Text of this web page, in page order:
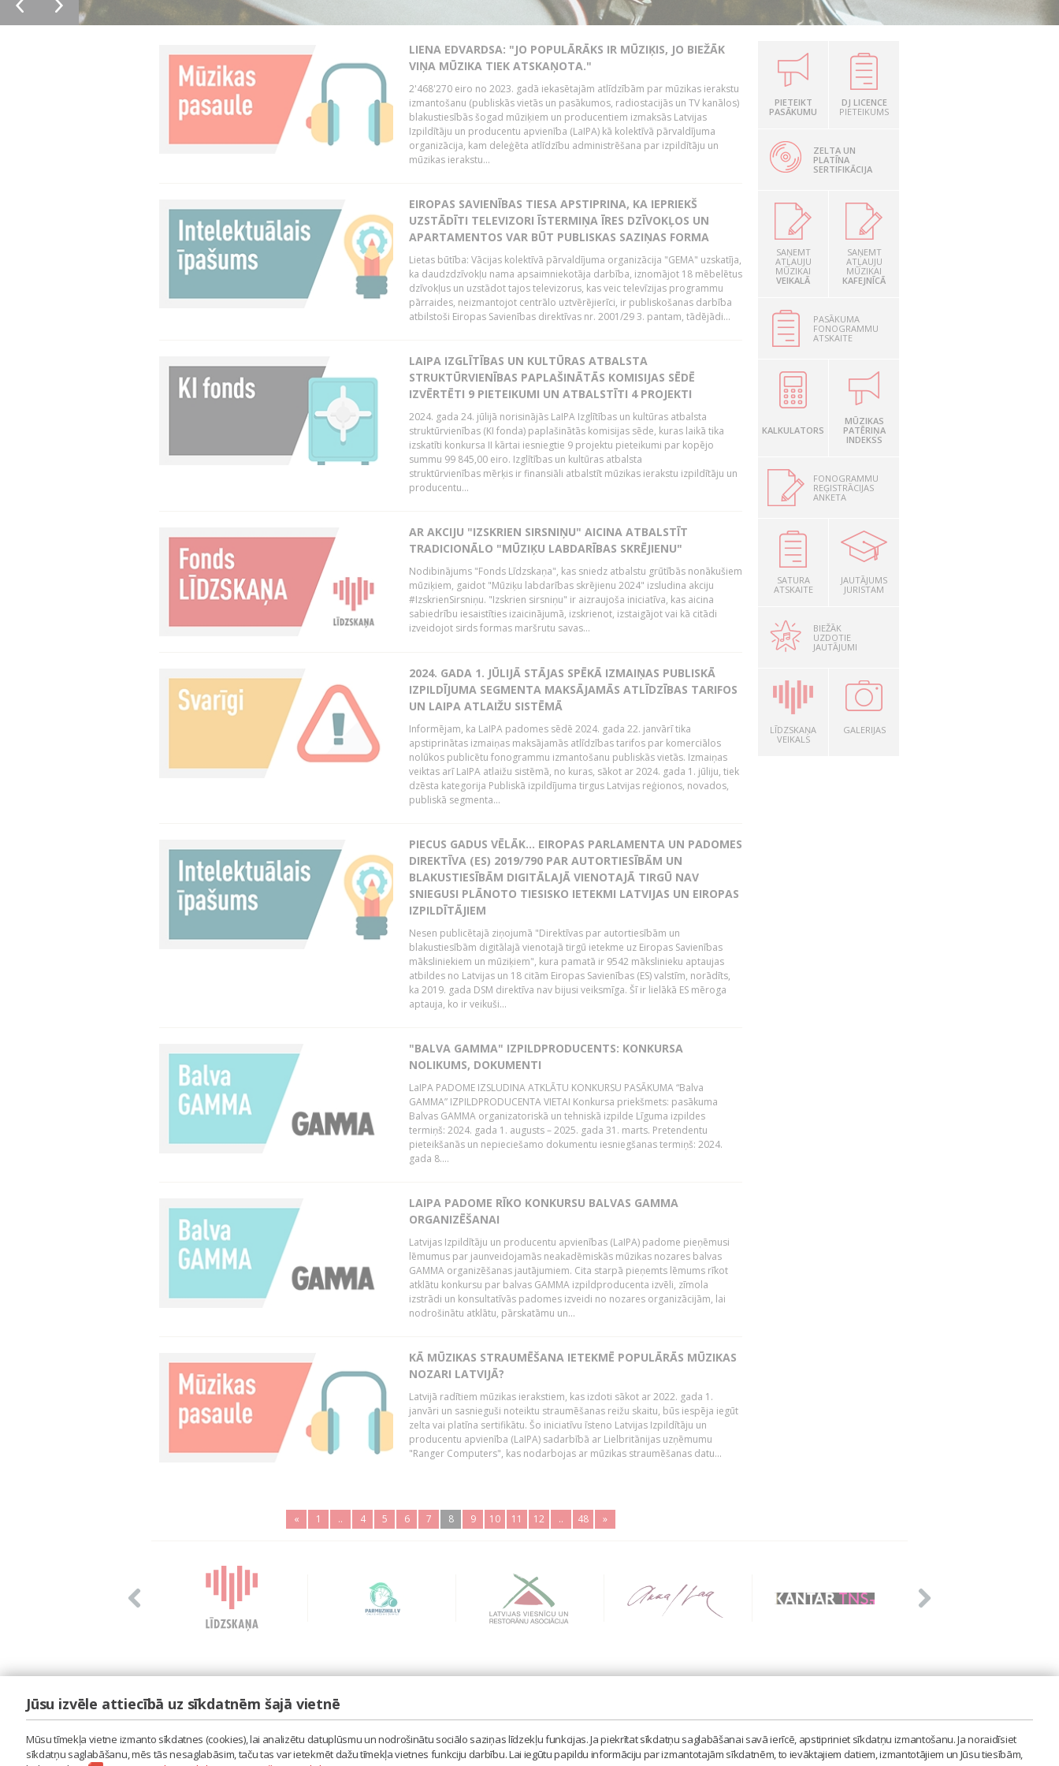
LIENA EDVARDSA: "JO POPULĀRĀKS IR MŪZIĶIS, JO BIEŽĀK
VIŅA MŪZIKA TIEK ATSKAŅOTA."
2'468'270 eiro no 2023. gadā iekasētajām atlīdzībām par mūzikas ierakstu
izmantošanu (publiskās vietās un pasākumos, radiostacijās un TV kanālos)
blakustiesībās šogad mūziķiem un producentiem izmaksās Latvijas
Izpildītāju un producentu apvienība (LaIPA) kā kolektīvā pārvaldījuma
organizācija, kam deleģēta atlīdzību administrēšana par izpildītāju un
mūzikas ierakstu...
EIROPAS SAVIENĪBAS TIESA APSTIPRINA, KA IEPRIEKŠ
UZSTĀDĪTI TELEVIZORI ĪSTERMIŅA ĪRES DZĪVOKĻOS UN
APARTAMENTOS VAR BŪT PUBLISKAS SAZIŅAS FORMA
Lietas būtība: Vācijas kolektīvā pārvaldījuma organizācija "GEMA" uzskatīja,
ka daudzdzīvokļu nama apsaimniekotāja darbība, iznomājot 18 mēbelētus
dzīvokļus un uzstādot tajos televizorus, kas veic televīzijas programmu
pārraides, neizmantojot centrālo uztvērējierīci, ir publiskošanas darbība
atbilstoši Eiropas Savienības direktīvas nr. 2001/29 3. pantam, tādējādi...
LAIPA IZGLĪTĪBAS UN KULTŪRAS ATBALSTA
STRUKTŪRVIENĪBAS PAPLAŠINĀTĀS KOMISIJAS SĒDĒ
IZVĒRTĒTI 9 PIETEIKUMI UN ATBALSTĪTI 4 PROJEKTI
2024. gada 24. jūlijā norisinājās LaIPA Izglītības un kultūras atbalsta
struktūrvienības (KI fonda) paplašinātās komisijas sēde, kuras laikā tika
izskatīti konkursa II kārtai iesniegtie 9 projektu pieteikumi par kopējo
summu 99 845,00 eiro. Izglītības un kultūras atbalsta
struktūrvienības mērķis ir finansiāli atbalstīt mūzikas ierakstu izpildītāju un
producentu...
AR AKCIJU "IZSKRIEN SIRSNIŅU" AICINA ATBALSTĪT
TRADICIONĀLO "MŪZIĶU LABDARĪBAS SKRĒJIENU"
Nodibinājums "Fonds Līdzskaņa", kas sniedz atbalstu grūtībās nonākušiem
mūziķiem, gaidot "Mūziķu labdarības skrējienu 2024" izsludina akciju
#IzskrienSirsniņu. "Izskrien sirsniņu" ir aizraujoša iniciatīva, kas aicina
sabiedrību iesaistīties izaicinājumā, izskrienot, izstaigājot vai kā citādi
izveidojot sirds formas maršrutu savas...
2024. GADA 1. JŪLIJĀ STĀJAS SPĒKĀ IZMAIŅAS PUBLISKĀ
IZPILDĪJUMA SEGMENTA MAKSĀJAMĀS ATLĪDZĪBAS TARIFOS
UN LAIPA ATLAIŽU SISTĒMĀ
Informējam, ka LaIPA padomes sēdē 2024. gada 22. janvārī tika
apstiprinātas izmaiņas maksājamās atlīdzības tarifos par komerciālos
nolūkos publicētu fonogrammu izmantošanu publiskās vietās. Izmaiņas
veiktas arī LaIPA atlaižu sistēmā, no kuras, sākot ar 2024. gada 1. jūliju, tiek
dzēsta kategorija Publiskā izpildījuma tirgus Latvijas reģionos, novados,
publiskā segmenta...
PIECUS GADUS VĒLĀK... EIROPAS PARLAMENTA UN PADOMES
DIREKTĪVA (ES) 2019/790 PAR AUTORTIESĪBĀM UN
BLAKUSTIESĪBĀM DIGITĀLAJĀ VIENOTAJĀ TIRGŪ NAV
SNIEGUSI PLĀNOTO TIESISKO IETEKMI LATVIJAS UN EIROPAS
IZPILDĪTĀJIEM
Nesen publicētajā ziņojumā "Direktīvas par autortiesībām un
blakustiesībām digitālajā vienotajā tirgū ietekme uz Eiropas Savienības
māksliniekiem un mūziķiem", kura pamatā ir 9542 mākslinieku aptaujas
atbildes no Latvijas un 18 citām Eiropas Savienības (ES) valstīm, norādīts,
ka 2019. gada DSM direktīva nav bijusi veiksmīga. Šī ir lielākā ES mēroga
aptauja, ko ir veikuši...
"BALVA GAMMA" IZPILDPRODUCENTS: KONKURSA
NOLIKUMS, DOKUMENTI
LaIPA PADOME IZSLUDINA ATKLĀTU KONKURSU PASĀKUMA “Balva
GAMMA” IZPILDPRODUCENTA VIETAI Konkursa priekšmets: pasākuma
Balvas GAMMA organizatoriskā un tehniskā izpilde Līguma izpildes
termiņš: 2024. gada 1. augusts – 2025. gada 31. marts. Pretendentu
pieteikšanās un nepieciešamo dokumentu iesniegšanas termiņš: 2024.
gada 8....
LAIPA PADOME RĪKO KONKURSU BALVAS GAMMA
ORGANIZĒŠANAI
Latvijas Izpildītāju un producentu apvienības (LaIPA) padome pieņēmusi
lēmumus par jaunveidojamās neakadēmiskās mūzikas nozares balvas
GAMMA organizēšanas jautājumiem. Cita starpā pieņemts lēmums rīkot
atklātu konkursu par balvas GAMMA izpildproducenta izvēli, zīmola
izstrādi un konsultatīvās padomes izveidi no nozares organizācijām, lai
nodrošinātu atklātu, pārskatāmu un...
KĀ MŪZIKAS STRAUMĒŠANA IETEKMĒ POPULĀRĀS MŪZIKAS
NOZARI LATVIJĀ?
Latvijā radītiem mūzikas ierakstiem, kas izdoti sākot ar 2022. gada 1.
janvāri un sasnieguši noteiktu straumēšanas reižu skaitu, būs iespēja iegūt
zelta vai platīna sertifikātu. Šo iniciatīvu īsteno Latvijas Izpildītāju un
producentu apvienība (LaIPA) sadarbībā ar Lielbritānijas uzņēmumu
"Ranger Computers", kas nodarbojas ar mūzikas straumēšanas datu...
« 1 .. 4 5 6 7 8 9 10 11 12 .. 48 »
PIETEIKT
PASĀKUMU
DJ LICENCE
PIETEIKUMS
ZELTA UN
PLATĪNA
SERTIFIKĀCIJA
SAŅEMT
ATĻAUJU
MŪZIKAI
VEIKALĀ
SAŅEMT
ATĻAUJU
MŪZIKAI
KAFEJNĪCĀ
PASĀKUMA
FONOGRAMMU
ATSKAITE
KALKULATORS
MŪZIKAS
PATĒRIŅA
INDEKSS
FONOGRAMMU
REĢISTRĀCIJAS
ANKETA
SATURA
ATSKAITE
JAUTĀJUMS
JURISTAM
BIEŽĀK
UZDOTIE
JAUTĀJUMI
LĪDZSKAŅA
VEIKALS
GALERIJAS
LAIPA
ES RADU MŪZIKU
AKTUALITĀTES
TEL. 67605023, MOB. 20398873, E-PASTS: LAIPA[AT]LAIPA.ORG
Jūsu izvēle attiecībā uz sīkdatnēm šajā vietnē
Mūsu tīmekļa vietne izmanto sīkdatnes (cookies), lai analizētu datuplūsmu un nodrošinātu sociālo saziņas līdzekļu funkcijas. Ja piekrītat sīkdatņu saglabāšanai savā ierīcē, apstipriniet sīkdatņu izmantošanu. Ja noraidīsiet
sīkdatņu saglabāšanu, mēs tās nesaglabāsim, taču tas var ietekmēt dažu tīmekļa vietnes funkciju darbību. Lai iegūtu papildu informāciju par izmantotajām sīkdatnēm, to ievāktajiem datiem, izmantotājiem un Jūsu tiesībām,